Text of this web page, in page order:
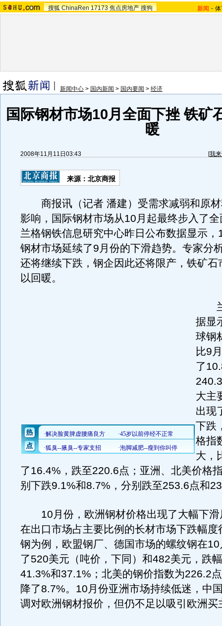
搜狐 ChinaRen 17173 焦点房地产 搜狗 新闻 -
新闻中心 > 国内新闻 > 国内要闻 > 经济
国际钢材市场10月全面下挫 铁矿
暖
2008年11月11日03:43 [我
来源：北京商报
商报讯（记者 潘建）受需求减弱和原材
影响，国际钢材市场从10月起最终步入了
兰格钢铁信息研究中心昨日公布数据显示，
钢材市场延续了9月份的下滑趋势。专家分
还将继续下跌，钢企因此还将限产，铁矿石
以回暖。
兰
据显
球钢
比9
了
大主
出现
下跌
格指
大，
了16.4%，跌至220.6点；亚洲、北美价格
别下跌9.1%和8.7%，分别跌至253.6点和
10月份，欧洲钢材价格出现了大幅下滑
在出口市场占主要比例的长材市场下跌幅度
钢为例，欧盟钢厂、德国市场的螺纹钢在
了520美元（吨价，下同）和482美元，跌
41.3%和37.1%；北美的钢价指数为226.2
降了8.7%。10月份亚洲市场持续低迷，中
调对欧洲钢材报价，但仍不足以吸引欧洲买